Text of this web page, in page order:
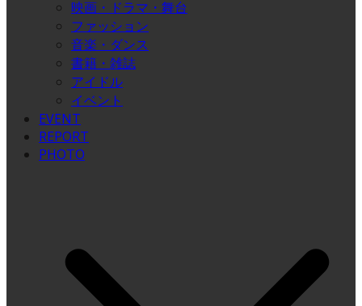
映画・ドラマ・舞台
ファッション
音楽・ダンス
書籍・雑誌
アイドル
イベント
EVENT
REPORT
PHOTO